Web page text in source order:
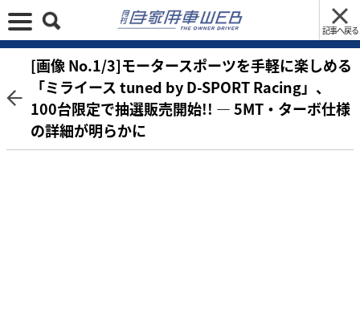
記事へ戻る
[画像 No.1/3]モータースポーツを手軽に楽しめる
「ミライース tuned by D-SPORT Racing」、
100台限定で抽選販売開始!! ― 5MT・ターボ仕様
の詳細が明らかに